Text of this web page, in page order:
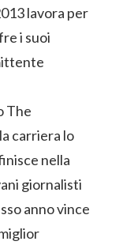
lavora per
i suoi
The
carriera lo
nella
giornalisti
anno vince